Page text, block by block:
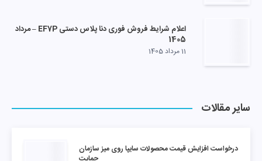
اعلام شرایط فروش فوری دنا پلاس دستی EF7P – مرداد
1405
11 مرداد 1405
سایر مقالات
درخواست افزایش قیمت محصولات سایپا روی میز سازمان